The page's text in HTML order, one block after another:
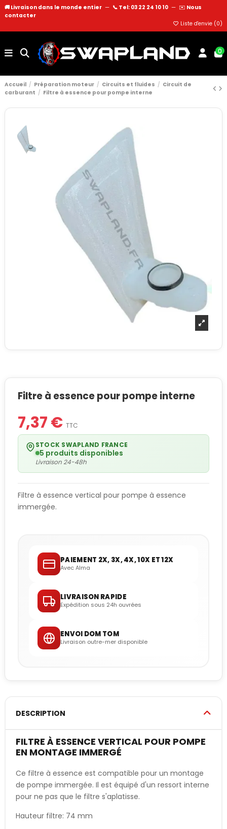
🚚 Livraison dans le monde entier — 📞 Tel: 03 22 24 10 10 — ✉️ Nous
contacter
Liste d'envie (0)
0
Accueil Préparation moteur Circuits et fluides
Circuit de
carburant
Filtre à essence pour pompe interne
Filtre à essence pour pompe interne
7,37 € TTC
STOCK SWAPLAND FRANCE
5 produits disponibles
Livraison 24-48h
Filtre à essence vertical pour pompe à essence
immergée.
PAIEMENT 2X, 3X, 4X, 10X ET 12X
Avec Alma
LIVRAISON RAPIDE
Expédition sous 24h ouvrées
ENVOI DOM TOM
Livraison outre-mer disponible
DESCRIPTION
FILTRE À ESSENCE VERTICAL POUR POMPE
EN MONTAGE IMMERGÉ
Ce filtre à essence est compatible pour un montage
de pompe immergée. Il est équipé d'un ressort interne
pour ne pas que le filtre s'aplatisse.
Hauteur filtre: 74 mm